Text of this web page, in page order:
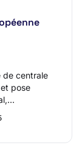
de centrale
pose